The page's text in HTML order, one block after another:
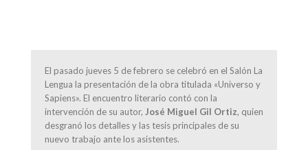
El pasado jueves 5 de febrero se celebró en el Salón La
Lengua la presentación de la obra titulada «Universo y
Sapiens». El encuentro literario contó con la
intervención de su autor, José Miguel Gil Ortiz, quien
desgranó los detalles y las tesis principales de su
nuevo trabajo ante los asistentes.